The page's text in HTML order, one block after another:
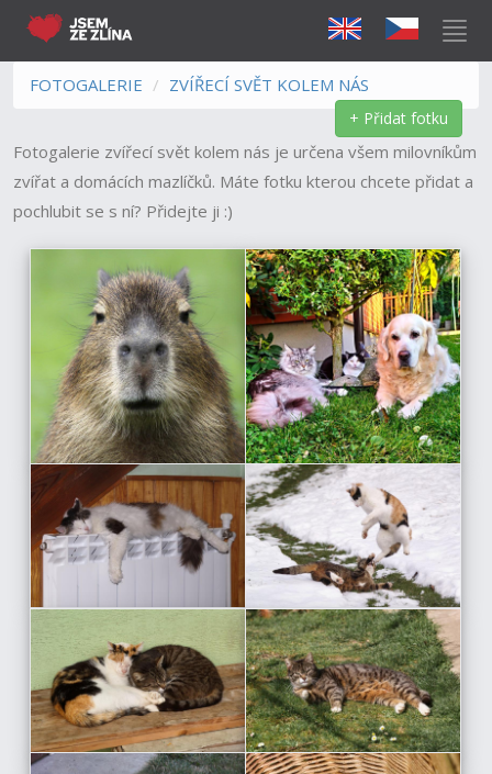
FOTOGALERIE ZVÍŘECÍ SVĚT KOLEM NÁS
+ Přidat fotku
Fotogalerie zvířecí svět kolem nás je určena všem milovníkům
zvířat a domácích mazlíčků. Máte fotku kterou chcete přidat a
pochlubit se s ní? Přidejte ji :)